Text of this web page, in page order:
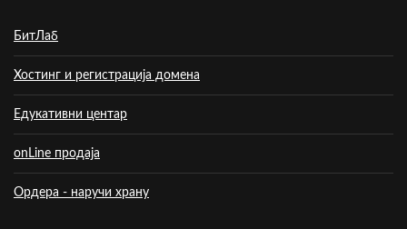
БитЛаб
Хостинг и регистрација домена
Едукативни центар
onLine продаја
Ордера - наручи храну